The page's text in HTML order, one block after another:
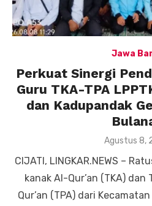
Jawa
Perkuat Sinergi
Guru TKA-TPA
dan Kadupandak
Posted
Agustus 8,
CIJATI, LINGKAR.NEWS –
kanak Al-Qur’an (TKA)
Qur’an (TPA) dari